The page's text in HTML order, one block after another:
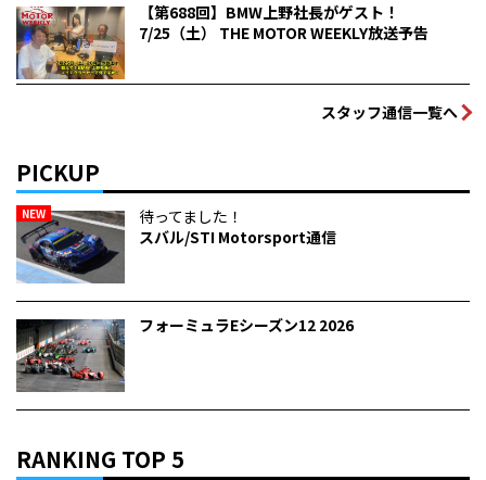
【第688回】BMW上野社長がゲスト！
7/25（土） THE MOTOR WEEKLY放送予告
スタッフ通信一覧へ
PICKUP
NEW
待ってました！
スバル/STI Motorsport通信
フォーミュラEシーズン12 2026
RANKING TOP 5